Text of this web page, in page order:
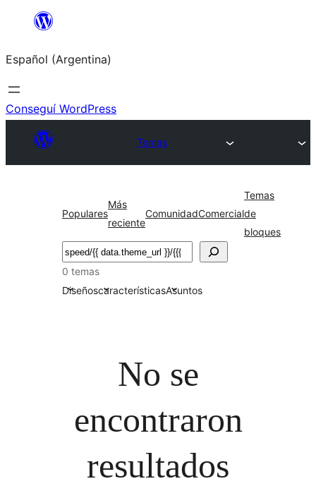
Saltar
contenido
Español (Argentina)
Conseguí WordPress
Temas
Populares
Más
reciente
ComunidadComercial
Temas
de
bloques
Buscar
0 temas
DiseñoscaracterísticasAsuntos
No se
encontraron
resultados